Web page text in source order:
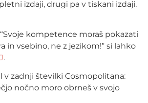
izdaji, drugi pa v tiskani izdaji.
kompetence moraš pokazati
in vsebino, ne z jezikom!” si lahko
.
v zadnji številki Cosmopolitana:
nočno moro obrneš v svojo